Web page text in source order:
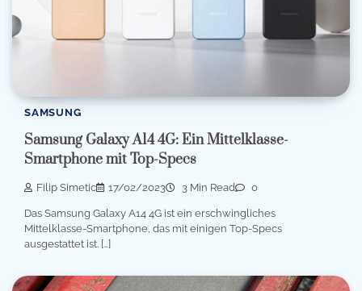
SAMSUNG
Samsung Galaxy A14 4G: Ein Mittelklasse-
Smartphone mit Top-Specs
Filip Simetic 17/02/2023 3 Min Read 0
Das Samsung Galaxy A14 4G ist ein erschwingliches
Mittelklasse-Smartphone, das mit einigen Top-Specs
ausgestattet ist. […]